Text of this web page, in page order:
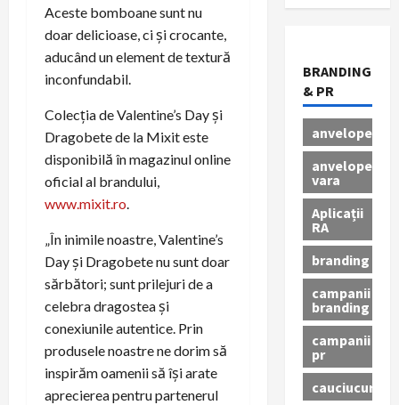
Aceste bomboane sunt nu
doar delicioase, ci și crocante,
aducând un element de textură
inconfundabil.
Colecția de Valentine’s Day și
Dragobete de la Mixit este
disponibilă în magazinul online
oficial al brandului,
www.mixit.ro.
„În inimile noastre, Valentine’s
Day și Dragobete nu sunt doar
sărbători; sunt prilejuri de a
celebra dragostea și
conexiunile autentice. Prin
produsele noastre ne dorim să
inspirăm oamenii să își arate
aprecierea pentru partenerul
BRANDING
& PR
anvelope
anvelope
vara
Aplicații
RA
branding
campanii
branding
campanii
pr
cauciucuri